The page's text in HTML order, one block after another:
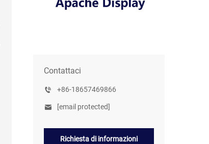
Contattaci
+86-18657469866
[email protected]
Richiesta di informazioni